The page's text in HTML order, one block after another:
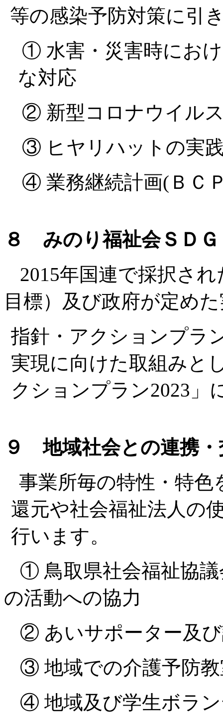
等の感染予防対策に引
① 水害・災害時にお
な対応
② 新型コロナウイル
③ ヒヤリハットの実
④ 業務継続計画(ＢＣ
８ みのり福祉会ＳＤ
2015年国連で採択さ
目標）及び政府が定め
指針・アクションプラ
実現に向けた取組みと
クションプラン2023」
９ 地域社会との連携・
事業所毎の特性・特
還元や社会福祉法人の
行います。
① 鳥取県社会福祉協
の活動への協力
② あいサポーター及
③ 地域での介護予防
④ 地域及び学生ボラ